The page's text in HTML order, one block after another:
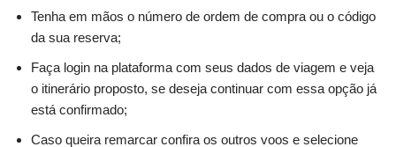
Tenha em mãos o número de ordem de compra ou o código
da sua reserva;
Faça login na plataforma com seus dados de viagem e veja
o itinerário proposto, se deseja continuar com essa opção já
está confirmado;
Caso queira remarcar confira os outros voos e selecione